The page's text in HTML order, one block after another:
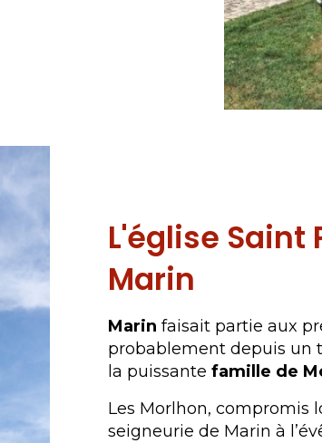
L'église
L'église Saint
Marin
Marin faisait partie aux
probablement depuis un
la puissante famille de
Les Morlhon, compromis
seigneurie de Marin à